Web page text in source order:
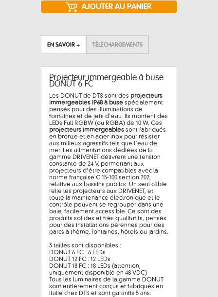
EN SAVOIR + TÉLÉCHARGEMENTS
Projecteur immergeable à buse
DONUT 6 FC
Les DONUT de DTS sont des projecteurs
immergeables IP68 à buse spécialement
pensés pour des illuminations de
fontaines et de jets d’eau. Ils montent des
LEDs Full RGBW (ou RGBA) de 10 W. Ces
projecteurs immergeables sont fabriqués
en bronze et en acier inox pour résister
aux milieux agressifs tels que l’eau de
mer. Les alimentations dédiées de la
gamme DRIVENET délivrent une tension
constante de 24 V, permettant aux
projecteurs d’être compatibles avec la
norme française C 15-100 section 702,
relative aux bassins publics. Un seul câble
relie les projecteurs aux DRIVENET, et
toute la maintenance électronique et le
contrôle peuvent se regrouper dans une
baie, facilement accessible. Ce sont des
produits solides et très qualitatifs, pensés
pour des installations pérennes pour des
parcs à thème, fontaines, hôtels ou jardins.
3 tailles sont disponibles :
DONUT 6 FC : 6 LEDs
DONUT 12 FC : 12 LEDs
DONUT 18 FC : 18 LEDs (attention,
uniquement disponible en 48 VDC)
Tous les luminaires de la gamme DONUT
sont entièrement conçus et fabriqués en
Italie chez DTS et sont garantis 5 ans.